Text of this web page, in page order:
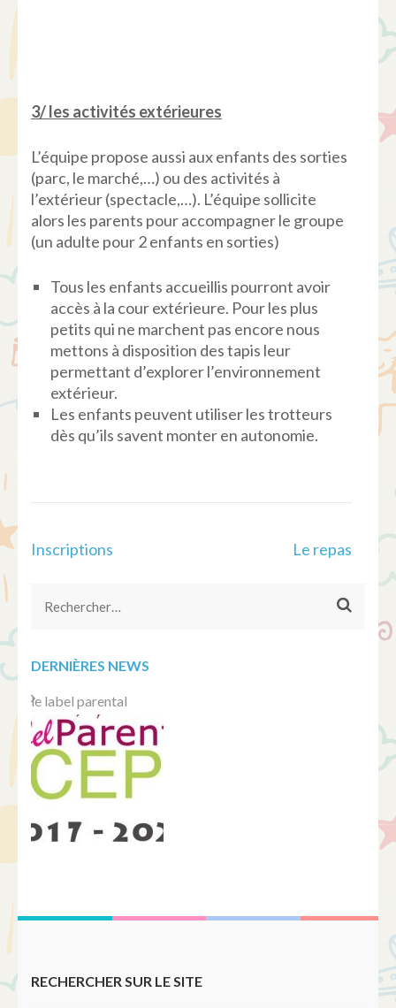
3/ les activités extérieures
L’équipe propose aussi aux enfants des sorties
(parc, le marché,…) ou des activités à
l’extérieur (spectacle,…). L’équipe sollicite
alors les parents pour accompagner le groupe
(un adulte pour 2 enfants en sorties)
Tous les enfants accueillis pourront avoir
accès à la cour extérieure. Pour les plus
petits qui ne marchent pas encore nous
mettons à disposition des tapis leur
permettant d’explorer l’environnement
extérieur.
Les enfants peuvent utiliser les trotteurs
dès qu’ils savent monter en autonomie.
Navigation
Inscriptions Le repas
Rechercher :
DERNIÈRES NEWS
le label parental
RECHERCHER SUR LE SITE